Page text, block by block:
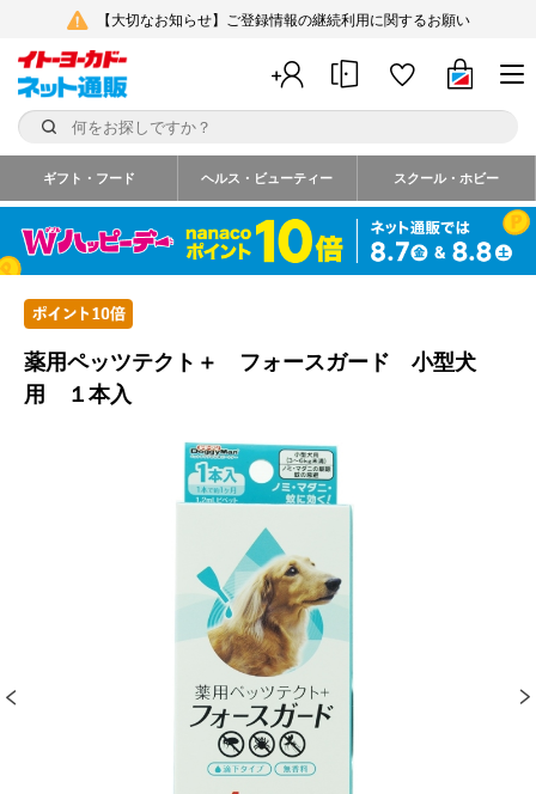
【大切なお知らせ】ご登録情報の継続利用に関するお願い
ギフト・フード ヘルス・ビューティー スクール・ホビー
薬用ペッツテクト＋ フォースガード 小型犬
用 １本入